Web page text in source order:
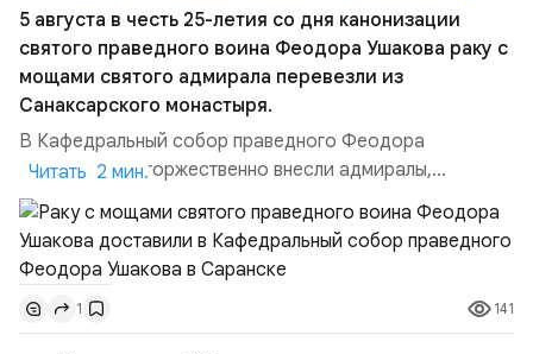
5 августа в честь 25-летия со дня канонизации
святого праведного воина Феодора Ушакова раку с
мощами святого адмирала перевезли из
Санаксарского монастыря.
В Кафедральный собор праведного Феодора
Ушакова раку торжественно внесли адмиралы,
участвовавшие в канонизации святого праведного
воина Феодора Ушакова 25 лет назад:Адмирал
Владимир Прокофьевич Валуев, командующий
Балтийским флотом ВМФ России (2001–2006
гг.);Адмирал Владимир Петрович Комоедов,
командующий Черноморским флотом ВМФ России
Читать 2 мин.
1 141